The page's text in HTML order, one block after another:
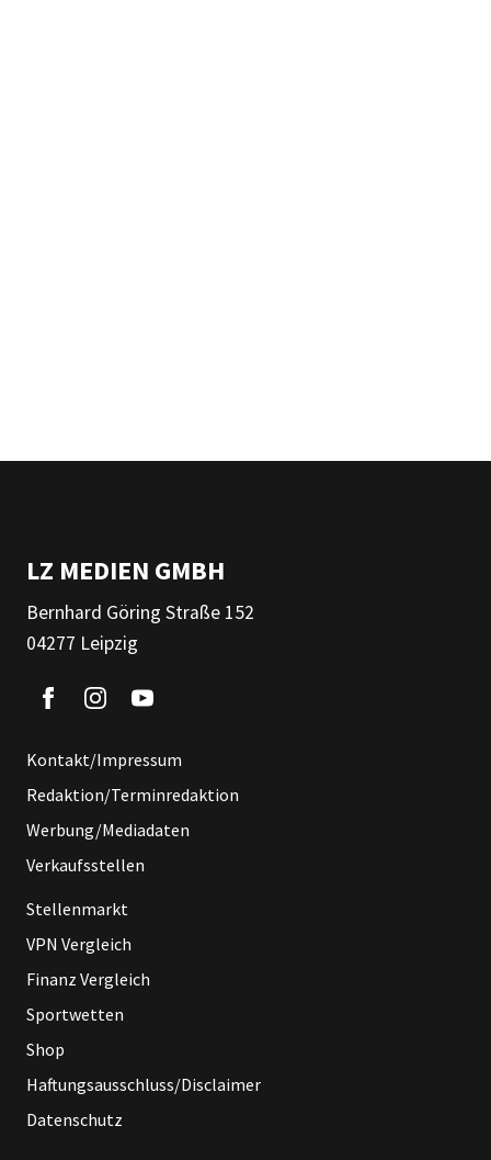
LZ MEDIEN GMBH
Bernhard Göring Straße 152
04277 Leipzig
Kontakt/Impressum
Redaktion/Terminredaktion
Werbung/Mediadaten
Verkaufsstellen
Stellenmarkt
VPN Vergleich
Finanz Vergleich
Sportwetten
Shop
Haftungsausschluss/Disclaimer
Datenschutz